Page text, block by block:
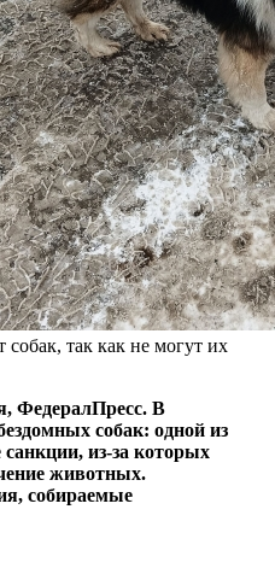
так как не могут их
ФедералПресс. В
собак: одной из
из-за которых
животных.
собираемые